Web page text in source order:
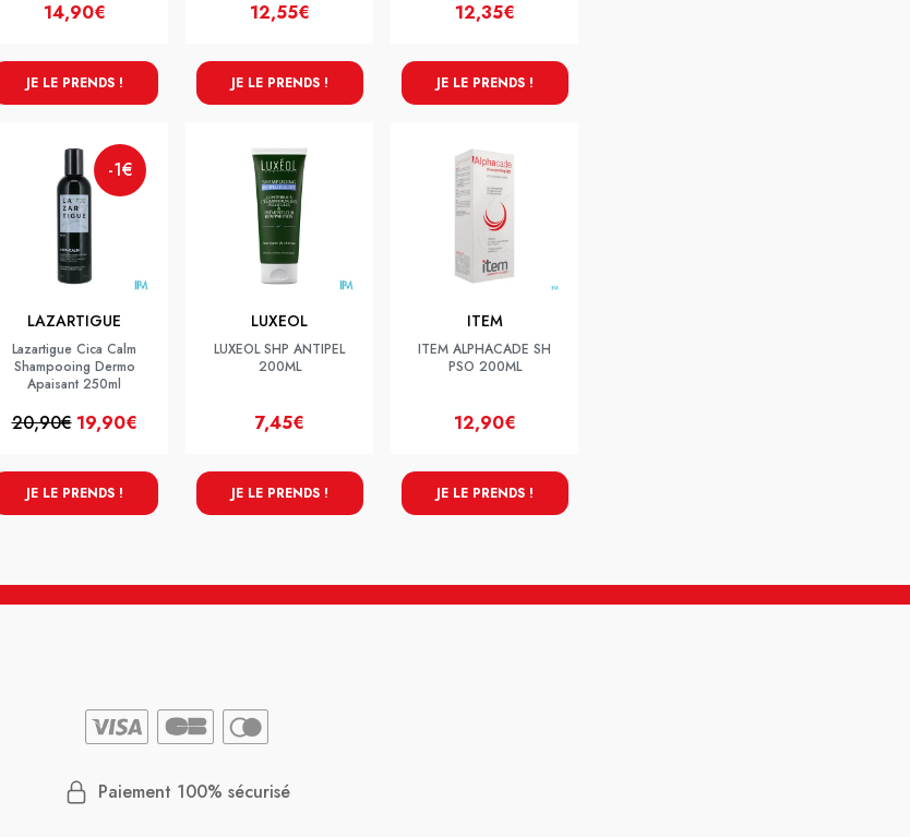
14,90€
JE LE PRENDS !
12,55€
JE LE PRENDS !
12,35€
JE LE PRENDS !
-1€
LAZARTIGUE
Lazartigue Cica Calm
Shampooing Dermo
Apaisant 250ml
20,90€ 19,90€
JE LE PRENDS !
LUXEOL
LUXEOL SHP ANTIPEL
200ML
7,45€
JE LE PRENDS !
ITEM
ITEM ALPHACADE SH
PSO 200ML
12,90€
JE LE PRENDS !
Paiement 100% sécurisé